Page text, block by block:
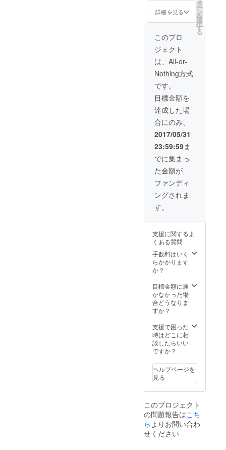
『神岡
ゴール
お届け
ます！
トマト
根さん
作る栄
養満点
トマト
です！
※ご自宅
いたし
ます。
ニュー
をご用
貸切で
おもて
なしい
たしま
す。
FAAVO
メ
ニュー
です。
貸切の
お席は
『Meat
Mania
飛騨』
店内の
カウン
ター席
となり
ます。
詳細を見る
タ
ー
ン
を
選
択
す
る
このプロ
ジェクト
は、All-or-
Nothing方式
です。
目標金額を
達成した場
合にのみ、
2017/05/31
23:59:59ま
でに集まっ
た金額が
ファンディ
ングされま
す。
支援に関するよ
くある質問
手数料はいく
らかかります
か？
目標金額に届
かなかった場
合どうなりま
すか？
支援で困った
時はどこに相
談したらいい
ですか？
ヘルプページを
見る
このプロジェクト
の問題報告はこち
らよりお問い合わ
せください